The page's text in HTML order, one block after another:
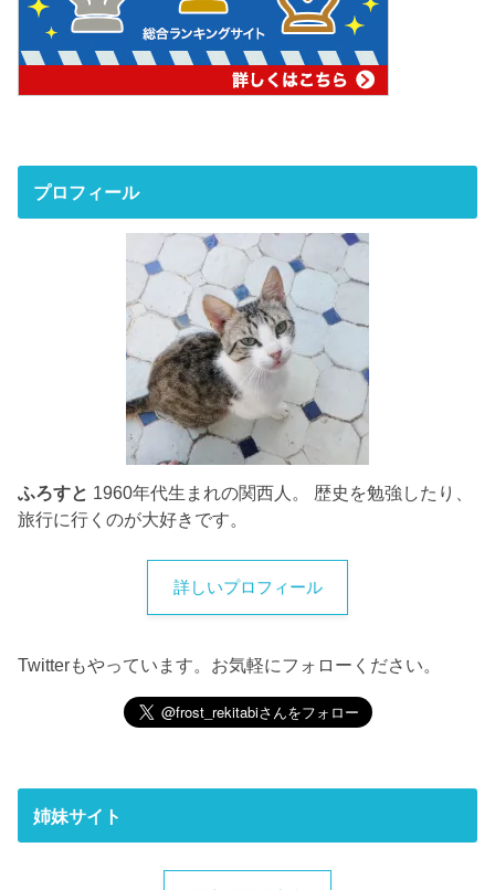
プロフィール
ふろすと 1960年代生まれの関西人。 歴史を勉強したり、
旅行に行くのが大好きです。
詳しいプロフィール
Twitterもやっています。お気軽にフォローください。
姉妹サイト